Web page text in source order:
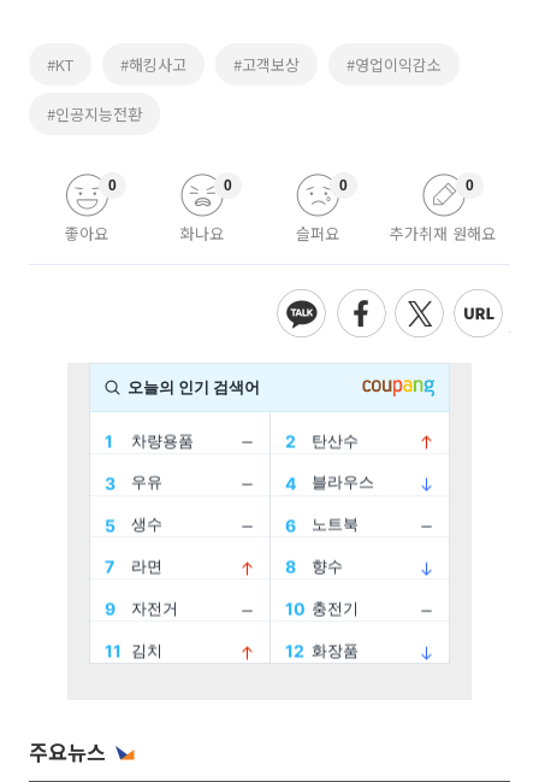
#KT #해킹사고 #고객보상 #영업이익감소
#인공지능전환
좋아요
0
화나요
0
슬퍼요
0
추가취재 원해요
0
주요뉴스